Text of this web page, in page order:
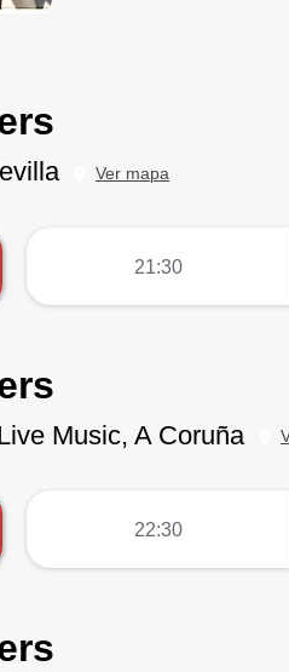
Ver mapa
21:30
Music, A Coruña
22:30